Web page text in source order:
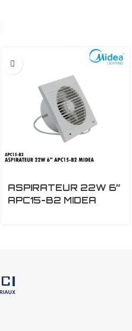
ASPIRATEUR 22W 6″
APC15-B2 MIDEA